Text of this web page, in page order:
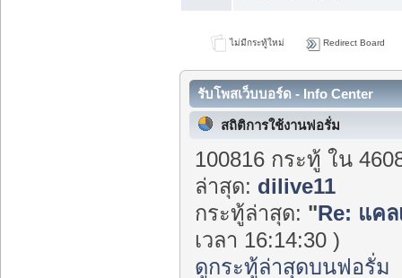
ไม่มีกระทู้ใหม่ Redirect Board
รับโพสเว็บบอร์ด - Info Center
สถิติการใช้งานฟอรั่ม
100816 กระทู้ ใน
ล่าสุด: dilive11
กระทู้ล่าสุด: "Re: แค
เวลา 16:14:30 )
ดูกระทู้ล่าสุดบนฟอรั่ม